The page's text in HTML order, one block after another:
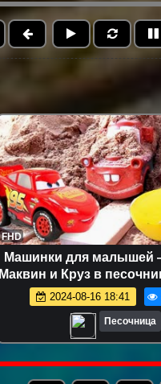
FHD
Машинки для малышей
Маквин и Круз в
для самых
2024-08-16 18:41
Песочница